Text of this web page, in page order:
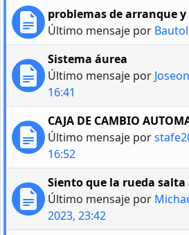
problemas de arranque
Último mensaje por
Sistema áurea
Último mensaje por
16:41
CAJA DE CAMBIO
Último mensaje por
16:52
Siento que la rueda salta
Último mensaje por
2023, 23:42